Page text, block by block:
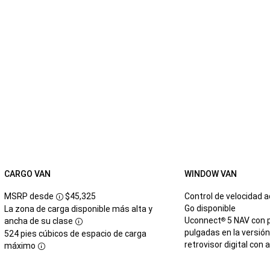
CARGO VAN
MSRP desde
Disclosure
$45,325
La zona de carga disponible más alta y
ancha de su clase
Disclosure
524 pies cúbicos de espacio de carga
máximo
Disclosure
WINDOW VAN
Control de velocidad
Go disponible
Uconnect®5 NAV con
pulgadas en la
retrovisor digital con